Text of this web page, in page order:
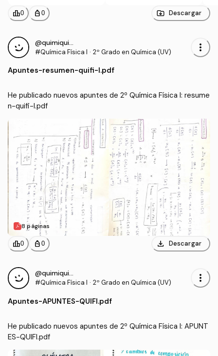
leaderboard0 personal_bag 0 Descargar
@quimiquita33
#Química Física I · 2º Grado en Química (UV) more_vert
Apuntes-resumen-quifi-l.pdf
He publicado nuevos apuntes de 2º Química Física I: resume
n-quifi-l.pdf
8 páginas
leaderboard0 personal_bag 0 download Descargar
@quimiquita33
#Química Física I · 2º Grado en Química (UV) more_vert
Apuntes-APUNTES-QUIFI.pdf
He publicado nuevos apuntes de 2º Química Física I: APUNT
ES-QUIFI.pdf